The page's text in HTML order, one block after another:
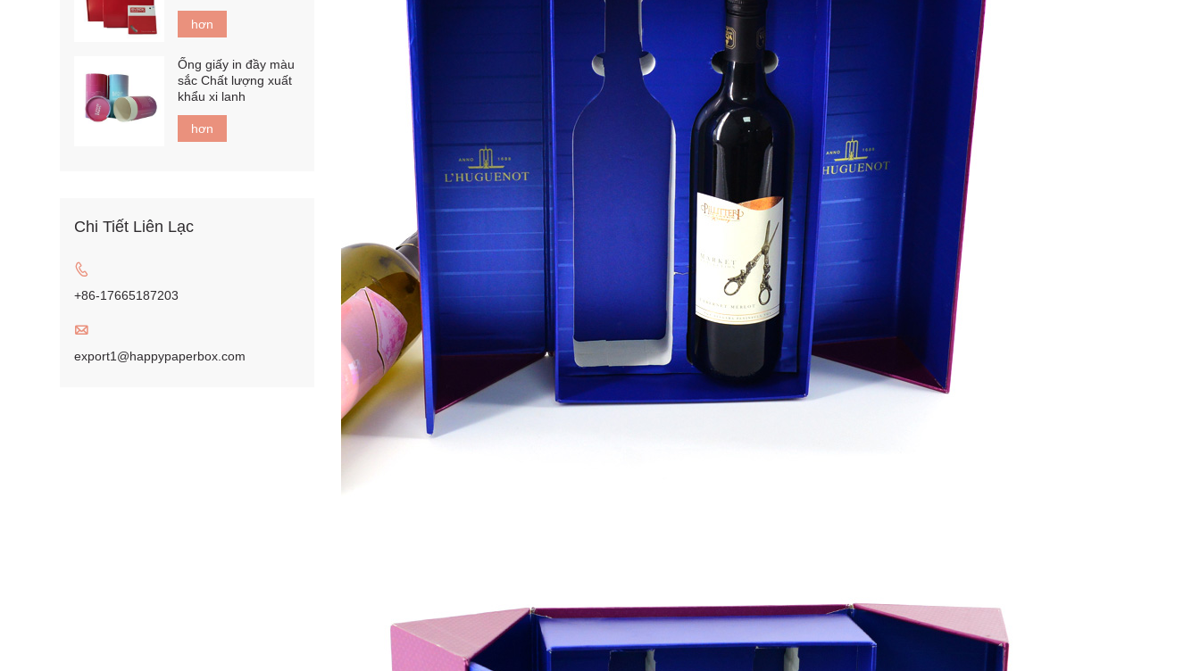
hơn
Ống giấy in đầy màu
sắc Chất lượng xuất
khẩu xi lanh
hơn
Chi Tiết Liên Lạc

+86-17665187203

export1@happypaperbox.com